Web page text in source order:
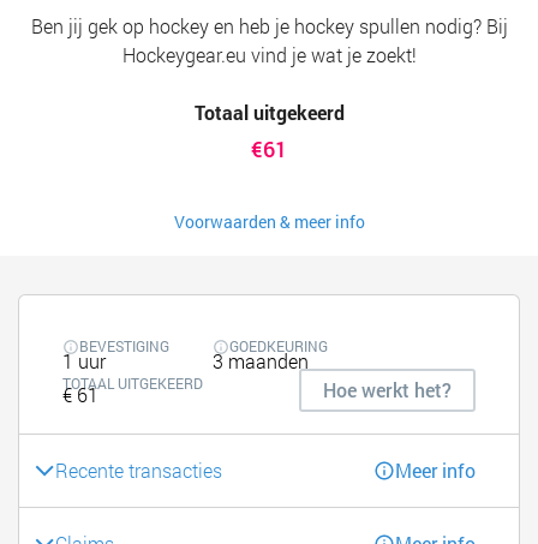
Ben jij gek op hockey en heb je hockey spullen nodig? Bij
Hockeygear.eu vind je wat je zoekt!
Totaal uitgekeerd
€61
Voorwaarden & meer info
BEVESTIGING
1 uur
GOEDKEURING
3 maanden
TOTAAL UITGEKEERD
€ 61 Hoe werkt het?
Recente transacties Meer info